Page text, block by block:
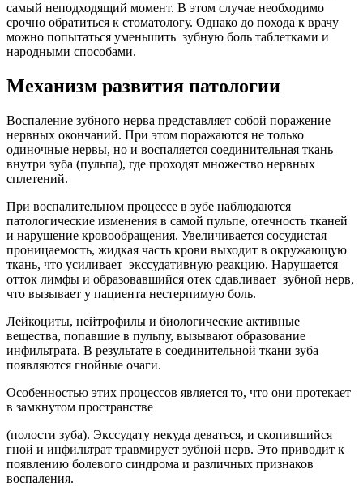
самый неподходящий момент. В этом случае необходимо
срочно обратиться к стоматологу. Однако до похода к врачу
можно попытаться уменьшить зубную боль таблетками и
народными способами.
Механизм развития патологии
Воспаление зубного нерва представляет собой поражение
нервных окончаний. При этом поражаются не только
одиночные нервы, но и воспаляется соединительная ткань
внутри зуба (пульпа), где проходят множество нервных
сплетений.
При воспалительном процессе в зубе наблюдаются
патологические изменения в самой пульпе, отечность тканей
и нарушение кровообращения. Увеличивается сосудистая
проницаемость, жидкая часть крови выходит в окружающую
ткань, что усиливает экссудативную реакцию. Нарушается
отток лимфы и образовавшийся отек сдавливает зубной нерв,
что вызывает у пациента нестерпимую боль.
Лейкоциты, нейтрофилы и биологические активные
вещества, попавшие в пульпу, вызывают образование
инфильтрата. В результате в соединительной ткани зуба
появляются гнойные очаги.
Особенностью этих процессов является то, что они протекает
в замкнутом пространстве
(полости зуба). Экссудату некуда деваться, и скопившийся
гной и инфильтрат травмирует зубной нерв. Это приводит к
появлению болевого синдрома и различных признаков
воспаления.